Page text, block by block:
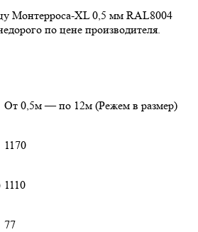
Монтерроса-XL 0,5 мм RAL8004
по цене производителя.
От 0,5м — по 12м (Режем в размер)
1170
1110
77